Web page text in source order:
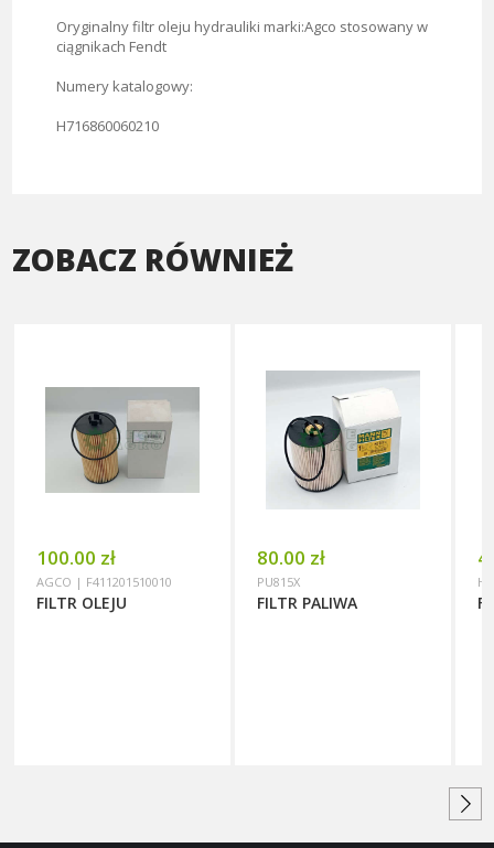
Oryginalny filtr oleju hydrauliki marki:Agco stosowany w
ciągnikach Fendt
Numery katalogowy:
H716860060210
ZOBACZ RÓWNIEŻ
100.00 zł
AGCO | F411201510010
FILTR OLEJU
80.00 zł
PU815X
FILTR PALIWA